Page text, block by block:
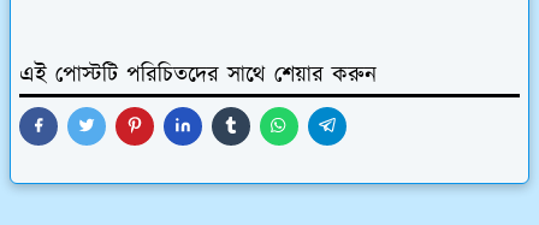
এই পোস্টটি পরিচিতদের সাথে শেয়ার করুন